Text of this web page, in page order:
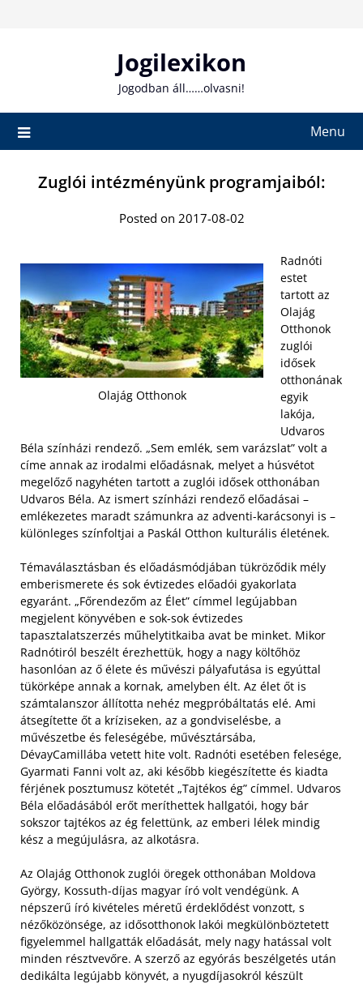
Jogilexikon
Jogodban áll……olvasni!
Menu
Zuglói intézményünk programjaiból:
Posted on 2017-08-02
Olajág Otthonok
Radnóti
estet
tartott az
Olajág
Otthonok
zuglói
idősek
otthonának
egyik
lakója,
Udvaros
Béla színházi rendező. „Sem emlék, sem varázslat” volt a
címe annak az irodalmi előadásnak, melyet a húsvétot
megelőző nagyhéten tartott a zuglói idősek otthonában
Udvaros Béla. Az ismert színházi rendező előadásai –
emlékezetes maradt számunkra az adventi-karácsonyi is –
különleges színfoltjai a Paskál Otthon kulturális életének.
Témaválasztásban és előadásmódjában tükröződik mély
emberismerete és sok évtizedes előadói gyakorlata
egyaránt. „Főrendezőm az Élet” címmel legújabban
megjelent könyvében e sok-sok évtizedes
tapasztalatszerzés műhelytitkaiba avat be minket. Mikor
Radnótiról beszélt érezhettük, hogy a nagy költőhöz
hasonlóan az ő élete és művészi pályafutása is egyúttal
tükörképe annak a kornak, amelyben élt. Az élet őt is
számtalanszor állította nehéz megpróbáltatás elé. Ami
átsegítette őt a kríziseken, az a gondviselésbe, a
művészetbe és feleségébe, művésztársába,
DévayCamillába vetett hite volt. Radnóti esetében felesége,
Gyarmati Fanni volt az, aki később kiegészítette és kiadta
férjének posztumusz kötetét „Tajtékos ég” címmel. Udvaros
Béla előadásából erőt meríthettek hallgatói, hogy bár
sokszor tajtékos az ég felettünk, az emberi lélek mindig
kész a megújulásra, az alkotásra.
Az Olajág Otthonok zuglói öregek otthonában Moldova
György, Kossuth-díjas magyar író volt vendégünk. A
népszerű író kivételes méretű érdeklődést vonzott, s
nézőközönsége, az idősotthonok lakói megkülönböztetett
figyelemmel hallgatták előadását, mely nagy hatással volt
minden résztvevőre. A szerző az egyórás beszélgetés után
dedikálta legújabb könyvét, a nyugdíjasokról készült